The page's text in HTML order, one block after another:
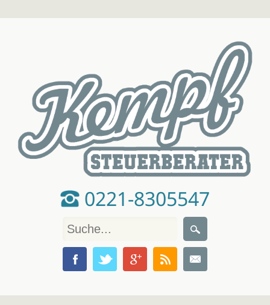
0221-8305547